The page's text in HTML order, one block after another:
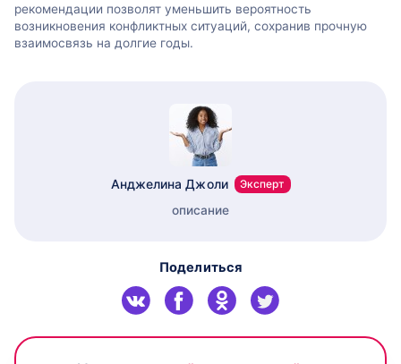
рекомендации позволят уменьшить вероятность
возникновения конфликтных ситуаций, сохранив прочную
взаимосвязь на долгие годы.
Анджелина Джоли Эксперт
описание
Поделиться